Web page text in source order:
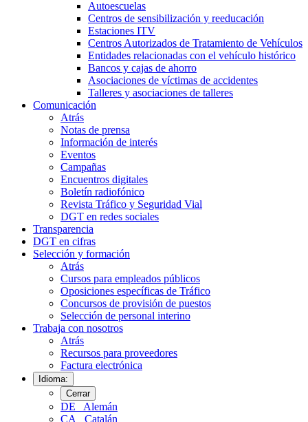
Autoescuelas
Centros de sensibilización y reeducación
Estaciones ITV
Centros Autorizados de Tratamiento de Vehículos
Entidades relacionadas con el vehículo histórico
Bancos y cajas de ahorro
Asociaciones de víctimas de accidentes
Talleres y asociaciones de talleres
Comunicación
Atrás
Notas de prensa
Información de interés
Eventos
Campañas
Encuentros digitales
Boletín radiofónico
Revista Tráfico y Seguridad Vial
DGT en redes sociales
Transparencia
DGT en cifras
Selección y formación
Atrás
Cursos para empleados públicos
Oposiciones específicas de Tráfico
Concursos de provisión de puestos
Selección de personal interino
Trabaja con nosotros
Atrás
Recursos para proveedores
Factura electrónica
Idioma:
Cerrar
DE
Alemán
CA
Catalán